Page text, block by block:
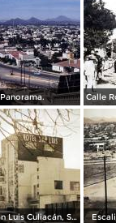
Panorama.
Hotel San Luis Culiacán, Sinaloa.